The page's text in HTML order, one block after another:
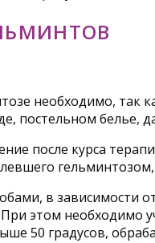
необходимо, так
постельном белье,
после курса
в зависимости
этом необходимо
50 градусов,